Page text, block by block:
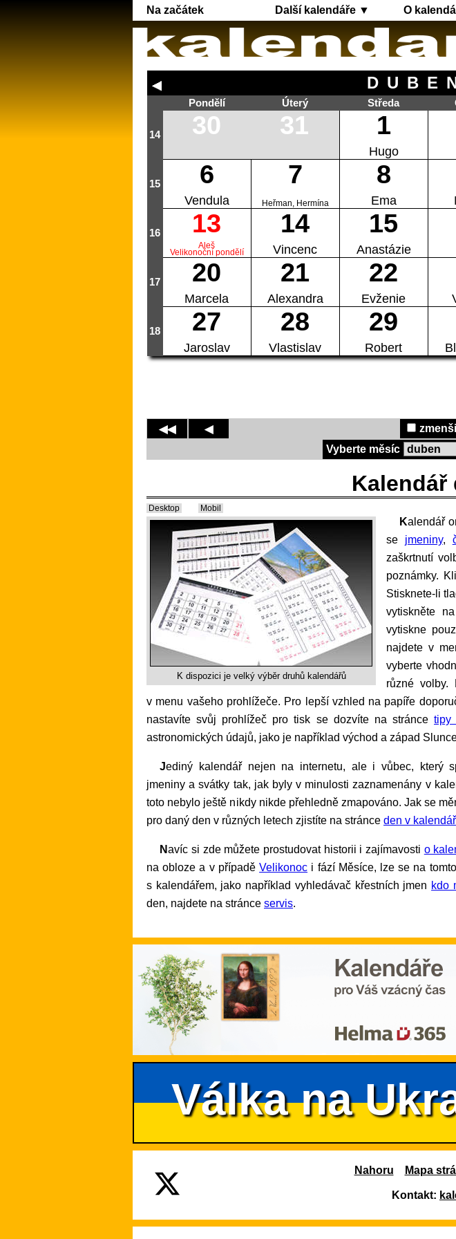
Na začátek Další kalendáře ▼ O
Pondělí Úterý Středa
14 30 31 1
Hugo
15 6
Vendula
7
Heřman, Hermína
8
Ema
16 13
Aleš
Velikonoční pondělí
14
Vincenc
15
Anastázie
17 20
Marcela
21
Alexandra
22
Evženie
18 27
Jaroslav
28
Vlastislav
29
Robert
Vyberte měsíc
◀◀ ◀
Kalendář
Desktop Mobil
K dispozici je velký výběr druhů kalendářů
Kalendář online na internetu k vytištění na vaší počítačové tiskárně. Zobrazují
se jmeniny,
zaškrtnutí
poznámky.
Stisknete-li
vytiskněte
vytiskne
najdete v
vyberte
různé volby.
v menu vašeho prohlížeče. Pro lepší vzhled na papíře
nastavíte svůj prohlížeč pro tisk se dozvíte na stránce tipy
astronomických údajů, jako je například východ a západ
Jediný kalendář nejen na internetu, ale i vůbec, který správně zobrazuje
jmeniny a svátky tak, jak byly v minulosti zaznamenány v
toto nebylo ještě nikdy nikde přehledně zmapováno. Jak se
pro daný den v různých letech zjistíte na stránce den v
Navíc si zde můžete prostudovat historii i zajímavosti o
na obloze a v případěVelikonoc i fází Měsíce, lze se na
s kalendářem, jako například vyhledávač křestních jmen kdo
den, najdete na stránce servis.
Válka na
Nahoru Mapa
Kontakt: